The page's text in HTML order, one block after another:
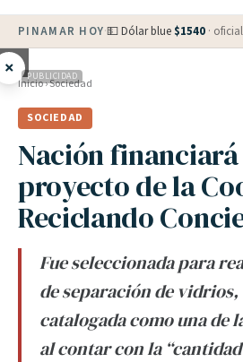
PINAMAR HOY·💵 Dólar blue $1540 ·
× PUBLICIDAD
Inicio›Sociedad
SOCIEDAD
Nación
proyecto de la
Reciclando
Fue seleccionada para
de separación de
catalogada como una de
al contar con la